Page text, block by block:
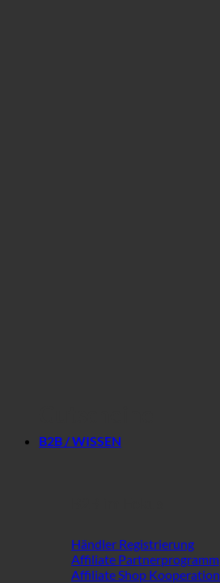
B2B / WISSEN
Händler Registrierung
Affiliate Partnerprogramm
Affiliate Shop Kooperation